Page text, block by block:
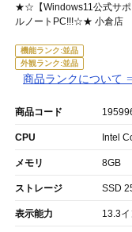
★☆【Windows11公式サポ
ルノートPC!!!☆★ 小倉店
機能ランク:並品
外観ランク:並品
商品ランクについて
商品コード
CPU Intel
メモリ 8GB
ストレージ SSD
表示能力 13.3